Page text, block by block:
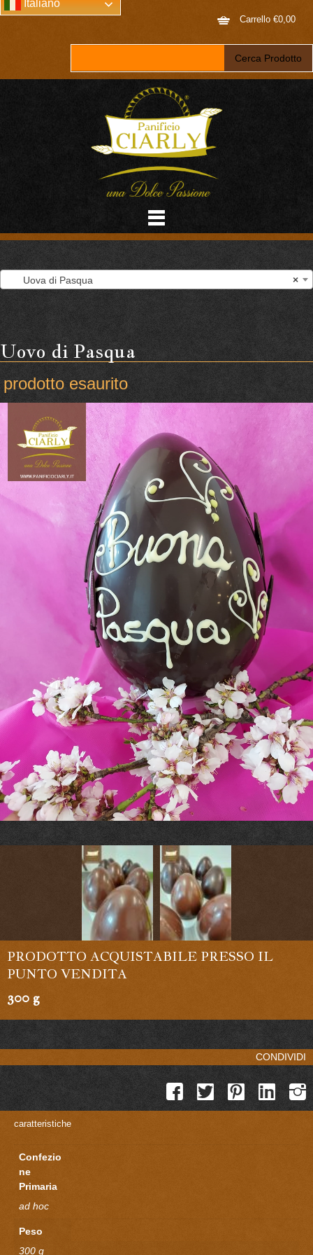
Italiano
Carrello €0,00
×
Uova di Pasqua
Uovo di Pasqua
prodotto esaurito
PRODOTTO ACQUISTABILE PRESSO IL
PUNTO VENDITA
300 g
CONDIVIDI
caratteristiche
Confezio
ne
Primaria
ad hoc
Peso
300 g